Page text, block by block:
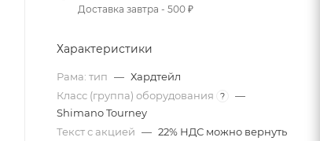
Доставка завтра - 500 ₽
Характеристики
Рама: тип — Хардтейл
Класс (группа) оборудования
?
—
Shimano Tourney
Текст с акцией — 22% НДС можно вернуть